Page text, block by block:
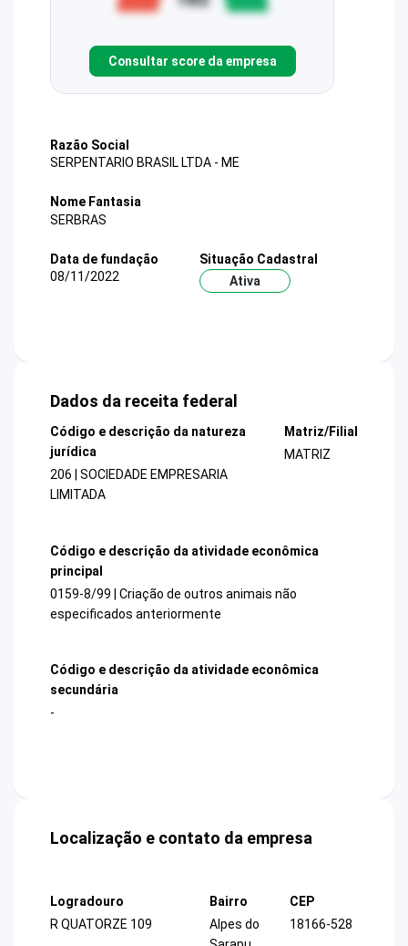
Consultar score da empresa
Razão Social
SERPENTARIO BRASIL LTDA - ME
Nome Fantasia
SERBRAS
Data de fundação
08/11/2022
Situação Cadastral
Ativa
Dados da receita federal
Código e descrição da natureza
jurídica
206 | SOCIEDADE EMPRESARIA
LIMITADA
Matriz/Filial
MATRIZ
Código e descrição da atividade econômica
principal
0159-8/99 | Criação de outros animais não
especificados anteriormente
Código e descrição da atividade econômica
secundária
-
Localização e contato da empresa
Logradouro
R QUATORZE 109
Bairro
Alpes do
CEP
18166-528